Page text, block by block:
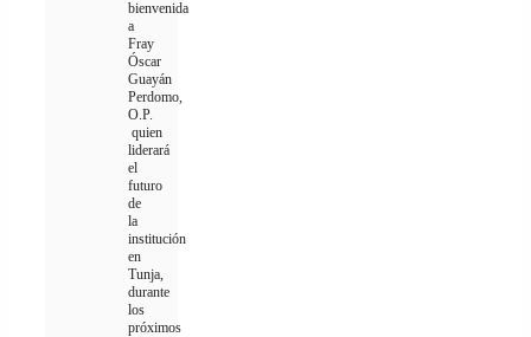
bienvenida
a
Fray
Óscar
Guayán
Perdomo,
O.P.
quien
liderará
el
futuro
de
la
institución
en
Tunja,
durante
los
próximos